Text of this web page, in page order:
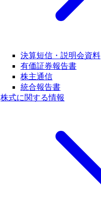
決算短信・説明会資料
有価証券報告書
株主通信
統合報告書
株式に関する情報